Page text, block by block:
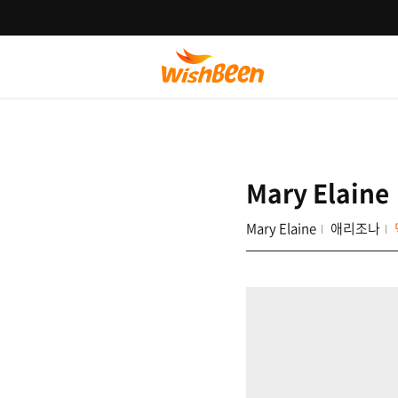
Mary Elaine
Mary Elaine 애리조나